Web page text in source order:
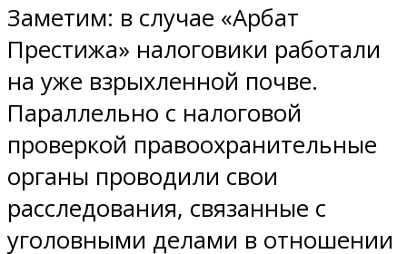
Заметим: в случае «Арбат
Престижа» налоговики работали
на уже взрыхленной почве.
Параллельно с налоговой
проверкой правоохранительные
органы проводили свои
расследования, связанные с
уголовными делами в отношении